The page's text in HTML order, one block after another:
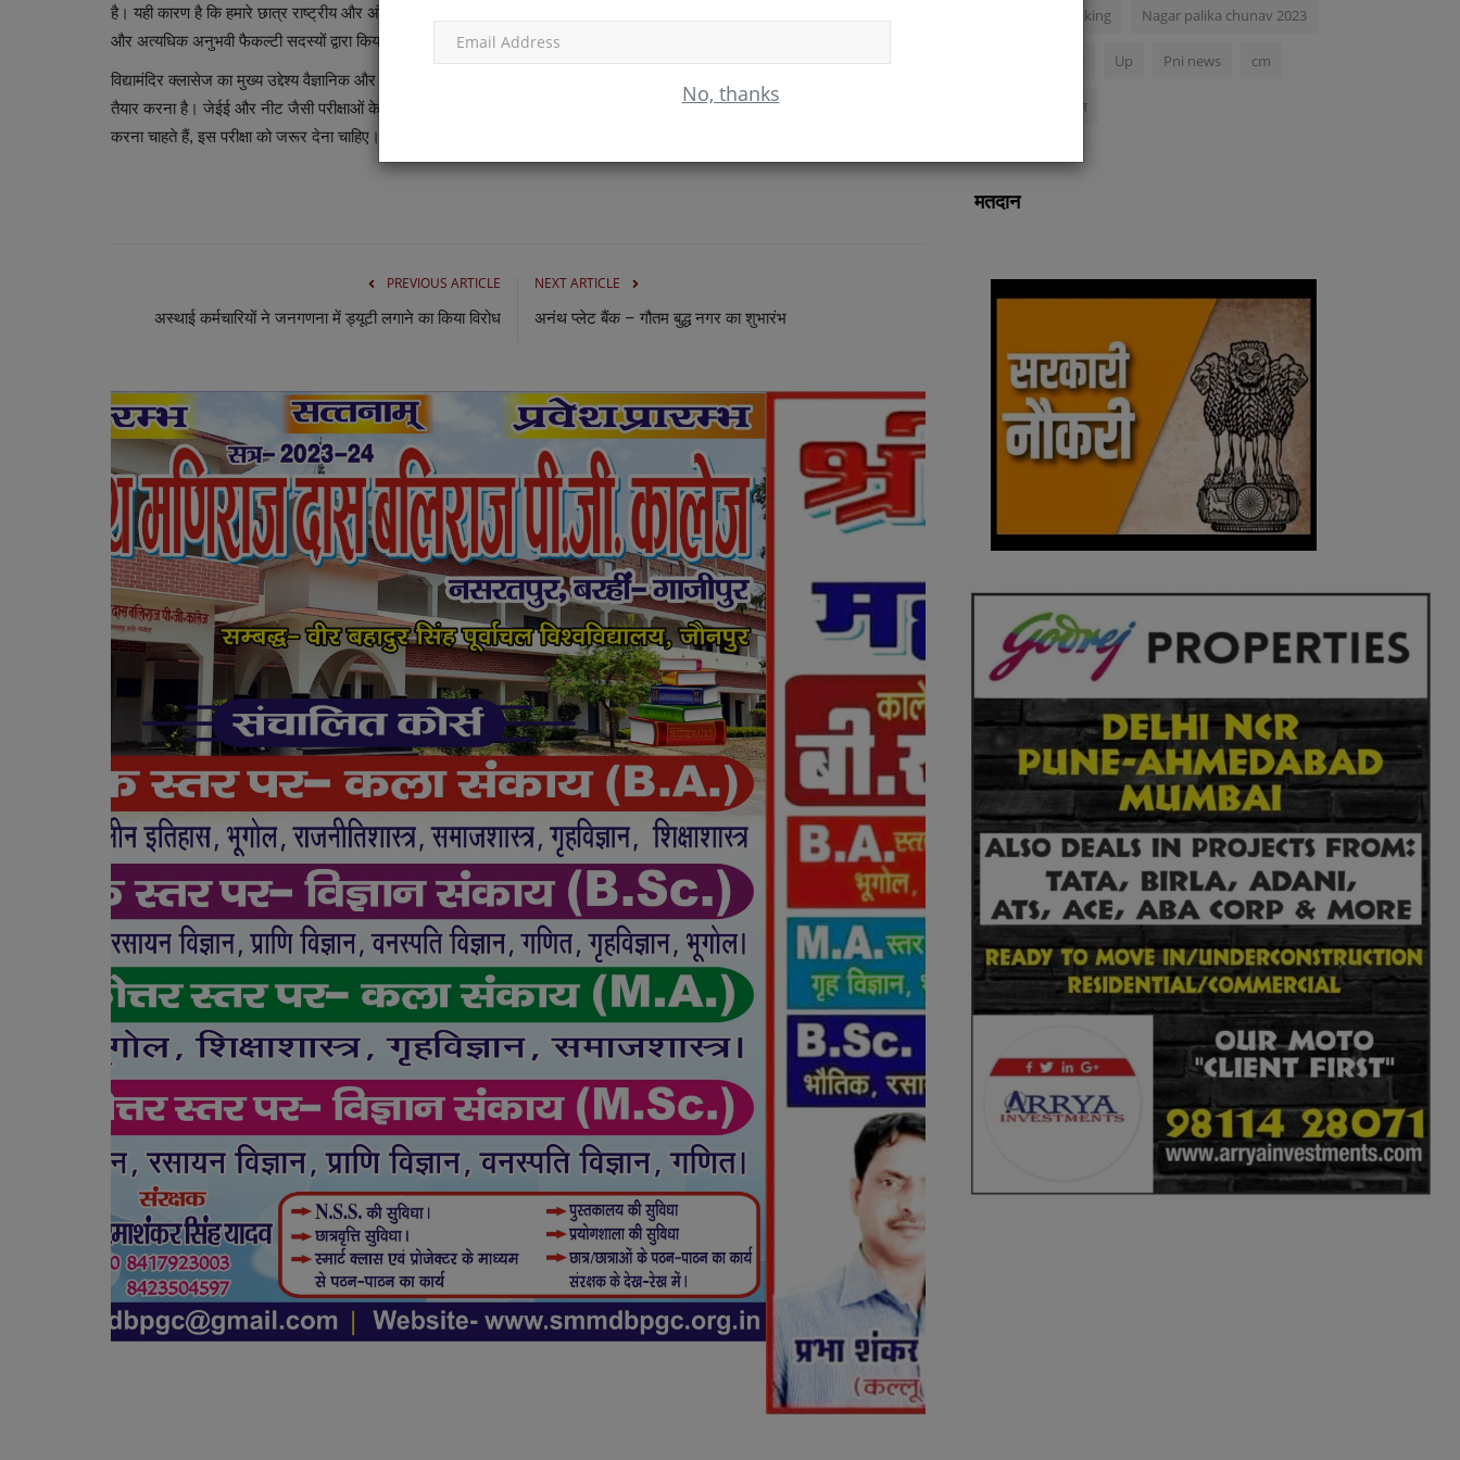
No, thanks
है। यही कारण है कि हमारे छात्र राष्ट्रीय और अंतरराष्ट्रीय स्तर की परीक्षाओं में उत्कृष्ट प्रदर्शन करते हैं। वीएमसी में कक्षाओं का नेतृत्व संस्थापकों
और अत्यधिक अनुभवी फैकल्टी सदस्यों द्वारा किया जाता है, जो जेईई और नीट जैसी प्रतिस्पर्धी परीक्षाओं के लिए छात्रों को तैयार करते हैं।”
विद्यामंदिर क्लासेज का मुख्य उद्देश्य वैज्ञानिक और तकनीकी ज्ञान की एक ठोस नींव तैयार करना और योग्य और प्रेरित इंजीनियरों और डॉक्टरों को
तैयार करना है। जेईई और नीट जैसी परीक्षाओं के लिए तैयारी करने वाले छात्रों को, जो देश के शीर्ष इंजीनियरिंग और मेडिकल कॉलेजों में अध्ययन
करना चाहते हैं, इस परीक्षा को जरूर देना चाहिए।
PREVIOUS ARTICLE
अस्थाई कर्मचारियों ने जनगणना में ड्यूटी लगाने का किया विरोध
NEXT ARTICLE
अनंथ प्लेट बैंक – गौतम बुद्ध नगर का शुभारंभ
Uttarakhand breaking Nagar palika chunav 2023
Up Pni news cm
अंकिता भंडारी मर्डर केस
मतदान